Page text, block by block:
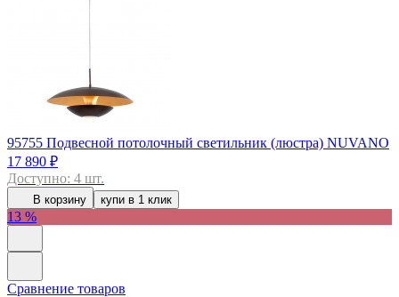
95755 Подвесной потолочный светильник (люстра) NUVANO
17 890 ₽
Доступно: 4 шт.
В корзину купи в 1 клик
13 %
Сравнение товаров